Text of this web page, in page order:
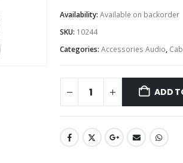
Availability:Available on backorder
SKU: 10244
Categories:Accessories Audio,
ADD